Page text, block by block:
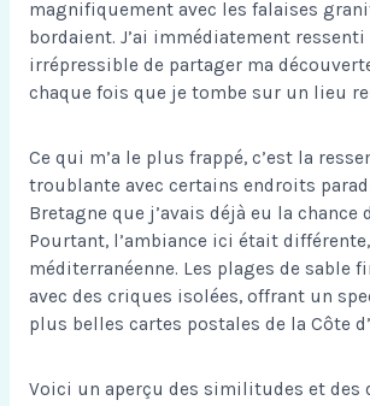
magnifiquement avec les falaises
bordaient. J’ai immédiatement
irrépressible de partager ma
chaque fois que je tombe sur un lieu
Ce qui m’a le plus frappé, c’est la
troublante avec certains endroits
Bretagne que j’avais déjà eu la chance
Pourtant, l’ambiance ici était
méditerranéenne. Les plages de sable
avec des criques isolées, offrant un
plus belles cartes postales de la Côte
Voici un aperçu des similitudes et des